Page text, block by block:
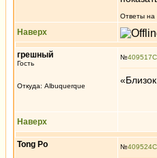
Ответы на
Наверх
грешный
Гость
Откуда: Albuquerque
№409517
Наверх
Tong Po №409524